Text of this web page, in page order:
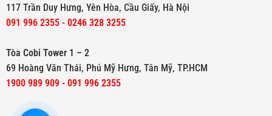
117 Trần Duy Hưng, Yên Hòa, Cầu Giấy, Hà Nội
091 996 2355 - 0246 328 3255
Tòa Cobi Tower 1 – 2
69 Hoàng Văn Thái, Phú Mỹ Hưng, Tân Mỹ, TP.HCM
1900 989 909 - 091 996 2355